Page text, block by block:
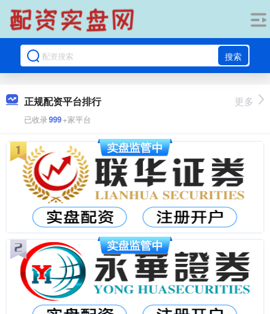
搜索
正规配资平台排行
已收录999+家平台
更多